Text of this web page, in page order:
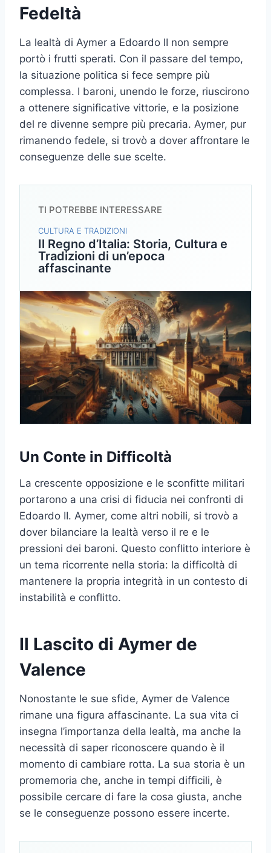
Fedeltà
La lealtà di Aymer a Edoardo II non sempre
portò i frutti sperati. Con il passare del tempo,
la situazione politica si fece sempre più
complessa. I baroni, unendo le forze, riuscirono
a ottenere significative vittorie, e la posizione
del re divenne sempre più precaria. Aymer, pur
rimanendo fedele, si trovò a dover affrontare le
conseguenze delle sue scelte.
TI POTREBBE INTERESSARE
CULTURA E TRADIZIONI
Il Regno d’Italia: Storia, Cultura e
Tradizioni di un’epoca
affascinante
Un Conte in Difficoltà
La crescente opposizione e le sconfitte militari
portarono a una crisi di fiducia nei confronti di
Edoardo II. Aymer, come altri nobili, si trovò a
dover bilanciare la lealtà verso il re e le
pressioni dei baroni. Questo conflitto interiore è
un tema ricorrente nella storia: la difficoltà di
mantenere la propria integrità in un contesto di
instabilità e conflitto.
Il Lascito di Aymer de
Valence
Nonostante le sue sfide, Aymer de Valence
rimane una figura affascinante. La sua vita ci
insegna l’importanza della lealtà, ma anche la
necessità di saper riconoscere quando è il
momento di cambiare rotta. La sua storia è un
promemoria che, anche in tempi difficili, è
possibile cercare di fare la cosa giusta, anche
se le conseguenze possono essere incerte.